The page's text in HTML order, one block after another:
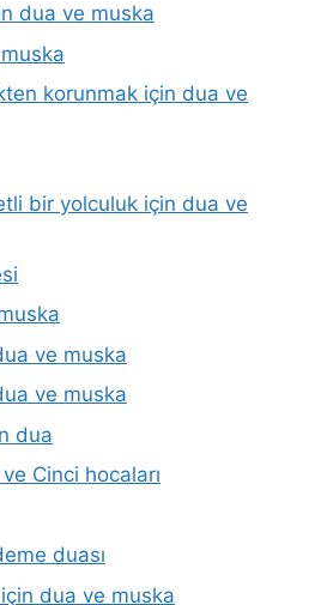
dua ve muska
korunmak için dua ve
bir yolculuk için dua ve
ve muska
ve muska
dua
Cinci hocaları
duası
dua ve muska